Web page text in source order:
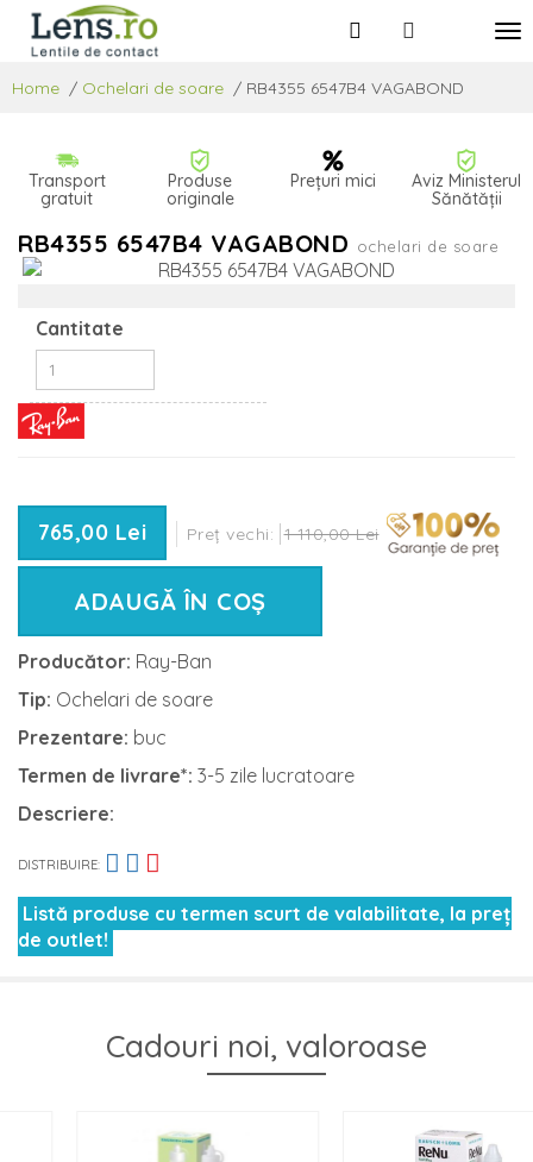
Home / Ochelari de soare / RB4355 6547B4 VAGABOND
Transport
gratuit
Produse
originale
Prețuri mici
Aviz Ministerul
Sănătății
RB4355 6547B4 VAGABOND ochelari de soare
Cantitate
765,00 Lei Preț vechi: 1 110,00 Lei
ADAUGĂ ÎN COȘ
Producător: Ray-Ban
Tip: Ochelari de soare
Prezentare: buc
Termen de livrare*: 3-5 zile lucratoare
Descriere:
DISTRIBUIRE:
Listă produse cu termen scurt de valabilitate, la preț
de outlet!
Cadouri noi, valoroase